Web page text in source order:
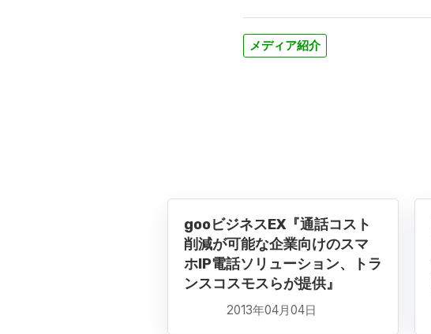
メディア紹介
gooビジネスEX『通話コスト
削減が可能な企業向けのスマ
ホIP電話ソリューション、トラ
ンスコスモスらが提供』
2013年04月04日